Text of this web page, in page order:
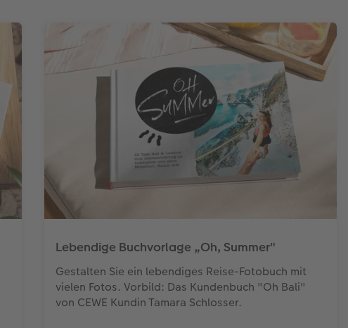
Lebendige Buchvorlage „Oh, Summer"
Gestalten Sie ein lebendiges Reise-Fotobuch mit
vielen Fotos. Vorbild: Das Kundenbuch "Oh Bali"
von CEWE Kundin Tamara Schlosser.